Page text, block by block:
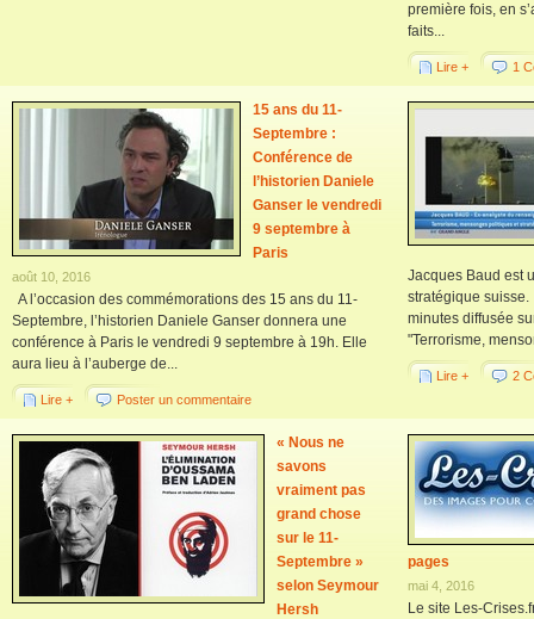
première fois, en
faits...
Lire + 1
15 ans du 11-
Septembre :
Conférence de
l’historien Daniele
Ganser le vendredi
9 septembre à
Paris
août 10, 2016
A l’occasion des commémorations des 15 ans du 11-
Septembre, l’historien Daniele Ganser donnera une
conférence à Paris le vendredi 9 septembre à 19h. Elle
aura lieu à l’auberge de...
Lire + Poster un commentaire
Jacques Baud est
stratégique suisse.
minutes diffusée
"Terrorisme,
Lire + 2
« Nous ne
savons
vraiment pas
grand chose
sur le 11-
Septembre »
selon Seymour
Hersh
pages
mai 4, 2016
Le site Les-